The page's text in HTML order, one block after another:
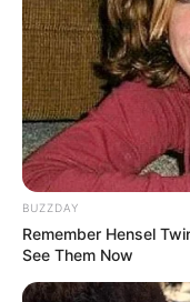
Mysterious
BRAINBERRIES
BUZZDAY
Remember Hensel
See Them Now